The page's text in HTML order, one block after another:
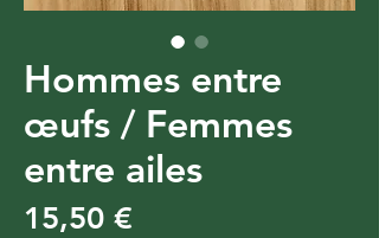
Hommes entre
œufs / Femmes
entre ailes
15,50 €